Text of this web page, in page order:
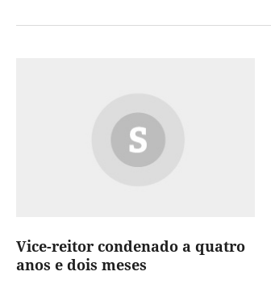
Vice-reitor condenado a quatro
anos e dois meses